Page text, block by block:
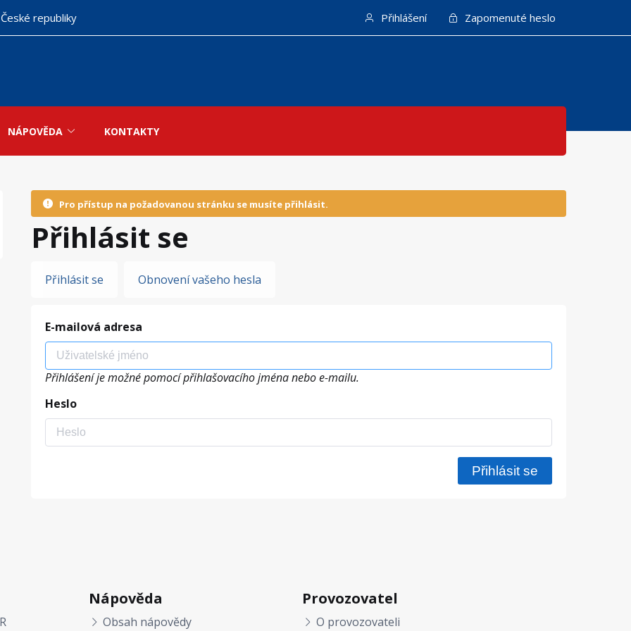
republiky Přihlášení Zapomenuté heslo
NÁPOVĚDA KONTAKTY
Pro přístup na požadovanou stránku se musíte přihlásit.
Přihlásit se
Hlavní
Přihlásit se Obnovení vašeho hesla
E-mailová adresa
Přihlášení je možné pomocí přihlašovacího jména nebo e-mailu.
Heslo
Nápověda
Obsah nápovědy
Provozovatel
O provozovateli